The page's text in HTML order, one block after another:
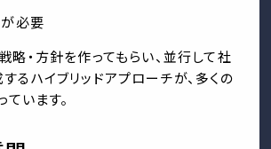
必要
略・方針を作ってもらい、並行して社
るハイブリッドアプローチが、多くの
います。